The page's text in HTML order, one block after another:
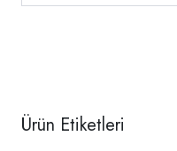
Ürün Etiketleri